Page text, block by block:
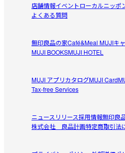
店舗情報イベントローカルニッポ
よくある質問
無印良品の家Café&Meal MUJIキ
MUJI BOOKSMUJI HOTEL
MUJI アプリカタログMUJI Card
Tax-free Services
ニュースリリース採用情報無印良
株式会社 良品計画特定商取引法